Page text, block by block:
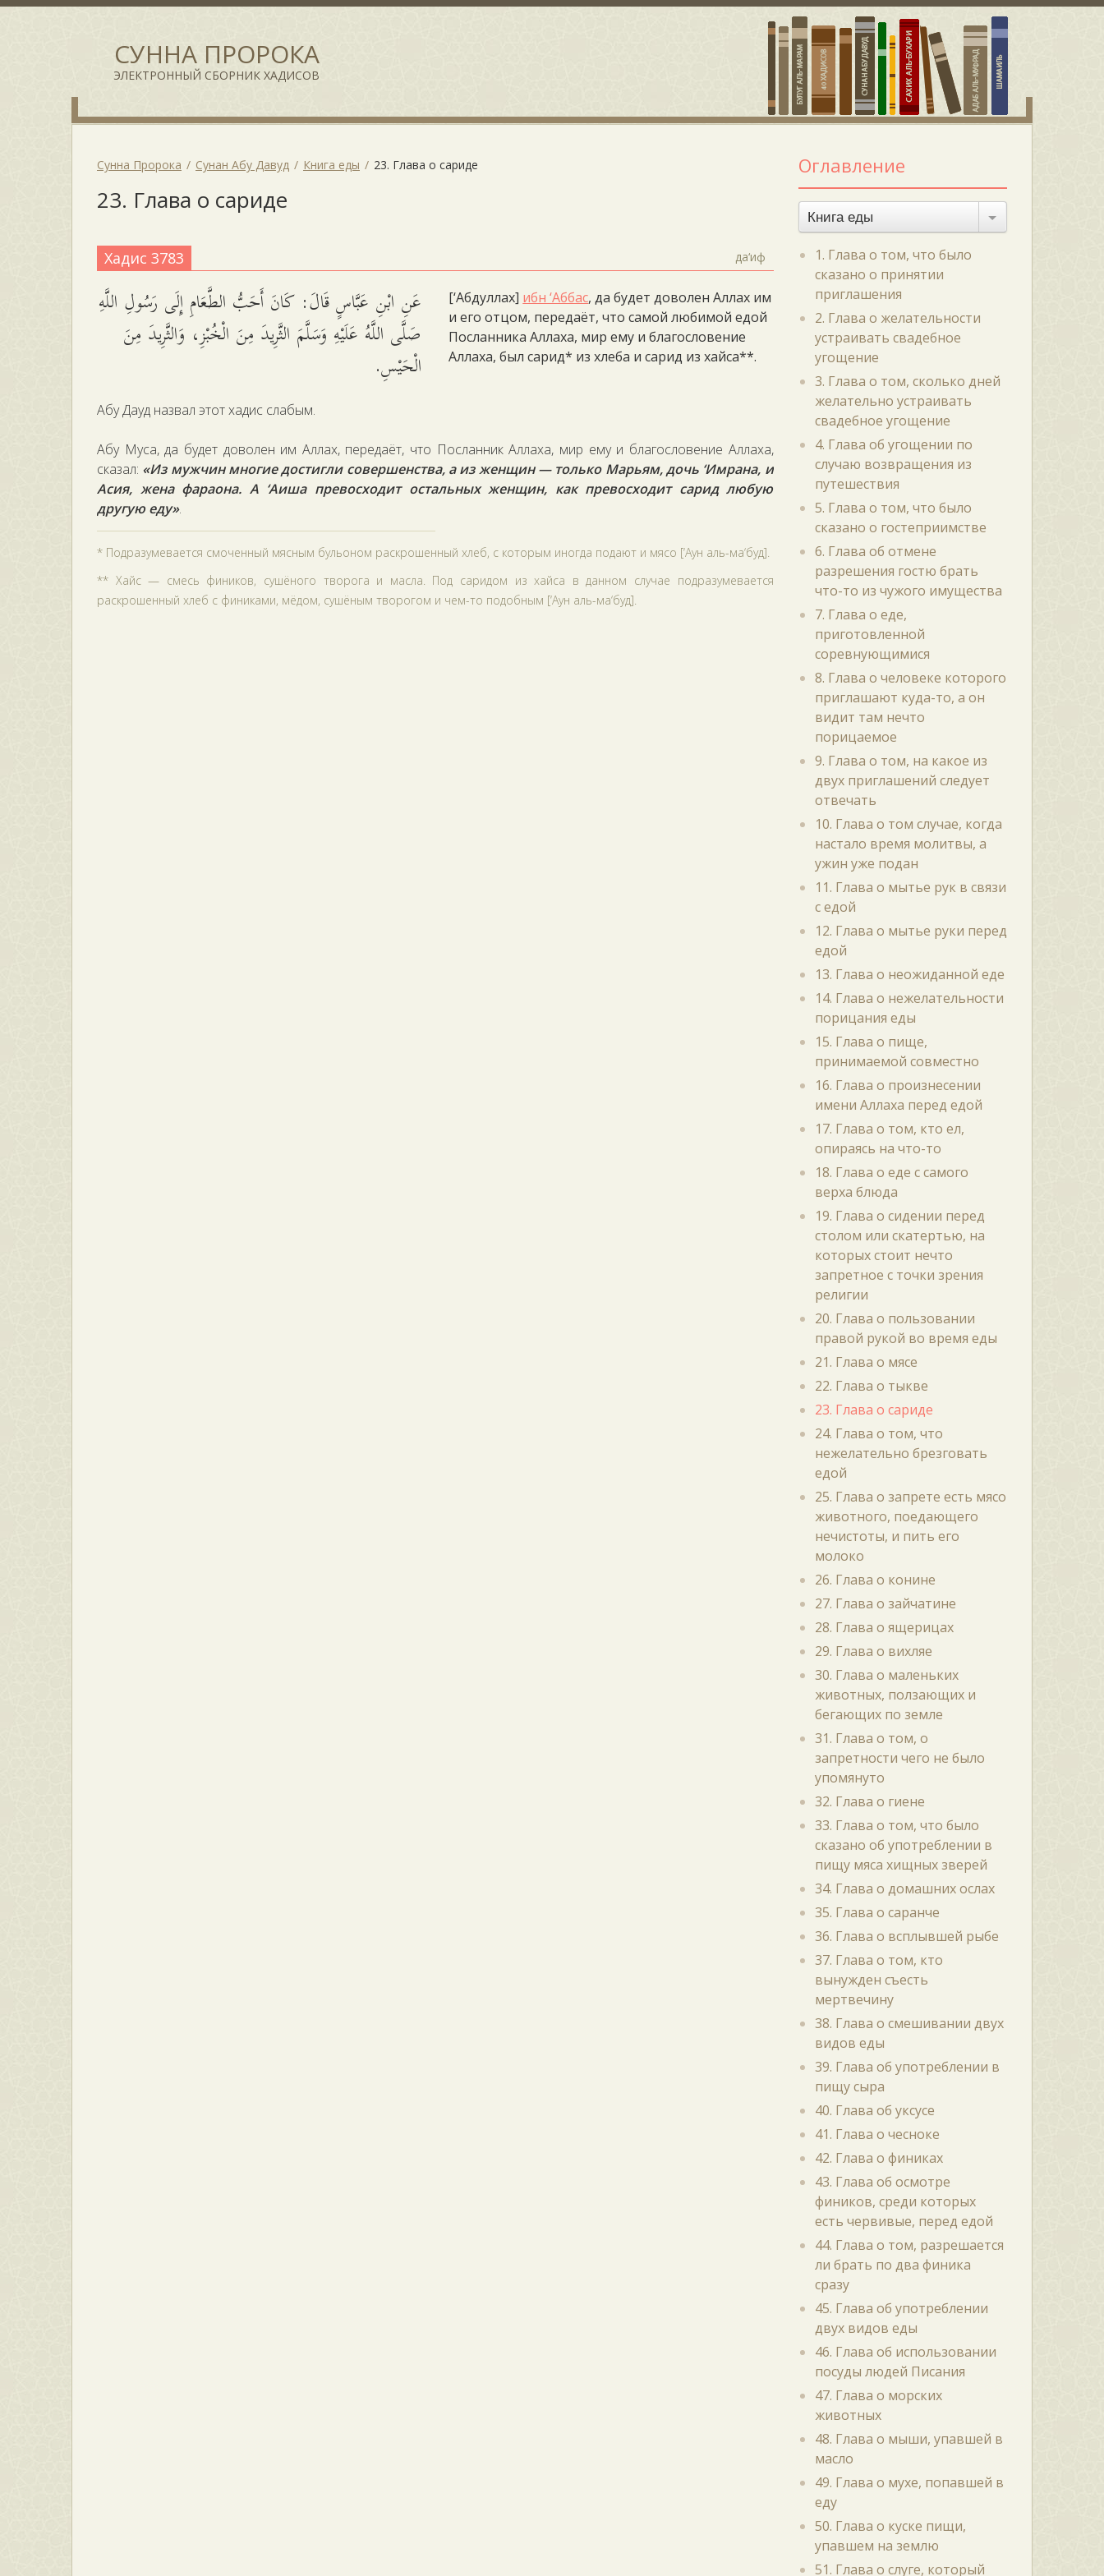
СУННА ПРОРОКА
ЭЛЕКТРОННЫЙ СБОРНИК ХАДИСОВ
Сунна Пророка Сунан Абу Давуд Книга еды 23. Глава о сариде
23. Глава о сариде
Хадис 3783 да‘иф
عَنِ ابْنِ عَبَّاسٍ قَالَ: كَانَ أَحَبُّ الطَّعَامِ إِلَى رَسُولِ اللَّهِ
صَلَّى اللَّهُ عَلَيْهِ وَسَلَّمَ الثَّرِيدَ مِنَ الْخُبْزِ، وَالثَّرِيدَ مِنَ
الْحَيْسِ.
[‘Абдуллах] ибн ‘Аббас, да будет доволен Аллах им
и его отцом, передаёт, что самой любимой едой
Посланника Аллаха, мир ему и благословение
Аллаха, был сарид* из хлеба и сарид из хайса**.
Абу Дауд назвал этот хадис слабым.
Абу Муса, да будет доволен им Аллах, передаёт, что Посланник Аллаха, мир ему и благословение Аллаха,
сказал: «Из мужчин многие достигли совершенства, а из женщин — только Марьям, дочь ‘Имрана, и
Асия, жена фараона. А ‘Аиша превосходит остальных женщин, как превосходит сарид любую
другую еду».
* Подразумевается смоченный мясным бульоном раскрошенный хлеб, с которым иногда подают и мясо [‘Аун аль-ма‘буд].
** Хайс — смесь фиников, сушёного творога и масла. Под саридом из хайса в данном случае подразумевается
раскрошенный хлеб с финиками, мёдом, сушёным творогом и чем-то подобным [‘Аун аль-ма‘буд].
Оглавление
Книга еды
1. Глава о том, что было
сказано о принятии
приглашения
2. Глава о желательности
устраивать свадебное
угощение
3. Глава о том, сколько дней
желательно устраивать
свадебное угощение
4. Глава об угощении по
случаю возвращения из
путешествия
5. Глава о том, что было
сказано о гостеприимстве
6. Глава об отмене
разрешения гостю брать
что-то из чужого имущества
7. Глава о еде,
приготовленной
соревнующимися
8. Глава о человеке которого
приглашают куда-то, а он
видит там нечто
порицаемое
9. Глава о том, на какое из
двух приглашений следует
отвечать
10. Глава о том случае, когда
настало время молитвы, а
ужин уже подан
11. Глава о мытье рук в связи
с едой
12. Глава о мытье руки перед
едой
13. Глава о неожиданной еде
14. Глава о нежелательности
порицания еды
15. Глава о пище,
принимаемой совместно
16. Глава о произнесении
имени Аллаха перед едой
17. Глава о том, кто ел,
опираясь на что-то
18. Глава о еде с самого
верха блюда
19. Глава о сидении перед
столом или скатертью, на
которых стоит нечто
запретное с точки зрения
религии
20. Глава о пользовании
правой рукой во время еды
21. Глава о мясе
22. Глава о тыкве
23. Глава о сариде
24. Глава о том, что
нежелательно брезговать
едой
25. Глава о запрете есть мясо
животного, поедающего
нечистоты, и пить его
молоко
26. Глава о конине
27. Глава о зайчатине
28. Глава о ящерицах
29. Глава о вихляе
30. Глава о маленьких
животных, ползающих и
бегающих по земле
31. Глава о том, о
запретности чего не было
упомянуто
32. Глава о гиене
33. Глава о том, что было
сказано об употреблении в
пищу мяса хищных зверей
34. Глава о домашних ослах
35. Глава о саранче
36. Глава о всплывшей рыбе
37. Глава о том, кто
вынужден съесть
мертвечину
38. Глава о смешивании двух
видов еды
39. Глава об употреблении в
пищу сыра
40. Глава об уксусе
41. Глава о чесноке
42. Глава о финиках
43. Глава об осмотре
фиников, среди которых
есть червивые, перед едой
44. Глава о том, разрешается
ли брать по два финика
сразу
45. Глава об употреблении
двух видов еды
46. Глава об использовании
посуды людей Писания
47. Глава о морских
животных
48. Глава о мыши, упавшей в
масло
49. Глава о мухе, попавшей в
еду
50. Глава о куске пищи,
упавшем на землю
51. Глава о слуге, который